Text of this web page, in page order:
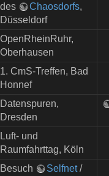
des
Chaosdorfs,
Düsseldorf
OpenRheinRuhr,
Oberhausen
1. CmS-Treffen, Bad
Honnef
Datenspuren,
Dresden
Luft- und
Raumfahrttag, Köln
Besuch Selfnet/